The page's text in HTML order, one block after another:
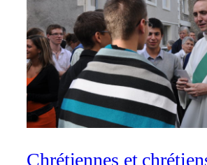
Chrétiennes et